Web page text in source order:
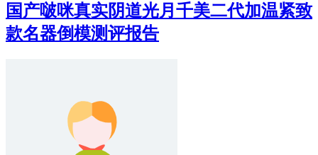
国产啵咪真实阴道光月千美二代加温紧致
款名器倒模测评报告